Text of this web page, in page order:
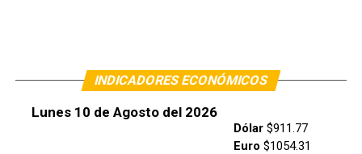
INDICADORES ECONÓMICOS
Lunes 10 de Agosto del 2026
Dólar$911.77
Euro $1054.31